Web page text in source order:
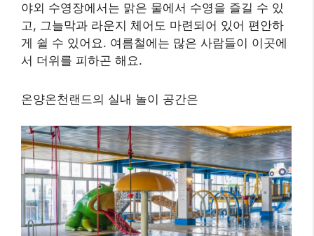
야외 수영장에서는 맑은 물에서 수영을 즐길 수 있
고, 그늘막과 라운지 체어도 마련되어 있어 편안하
게 쉴 수 있어요. 여름철에는 많은 사람들이 이곳에
서 더위를 피하곤 해요.
온양온천랜드의 실내 놀이 공간은